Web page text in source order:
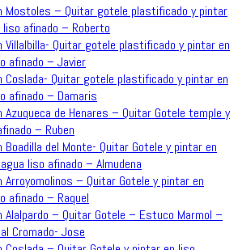
Mostoles – Quitar gotele plastificado y pintar
afinado – Roberto
Villalbilla- Quitar gotele plastificado y pintar en
afinado – Javier
Coslada- Quitar gotele plastificado y pintar en
afinado – Damaris
Azuqueca de Henares – Quitar Gotele temple y
– Ruben
Boadilla del Monte- Quitar Gotele y pintar en
liso afinado – Almudena
Arroyomolinos – Quitar Gotele y pintar en
afinado – Raquel
Alalpardo – Quitar Gotele – Estuco Marmol –
Cromado- Jose